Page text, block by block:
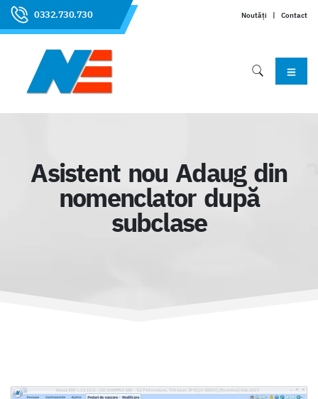
0332.730.730 Noutăți | Contact
Asistent nou Adaug din
nomenclator după
subclase